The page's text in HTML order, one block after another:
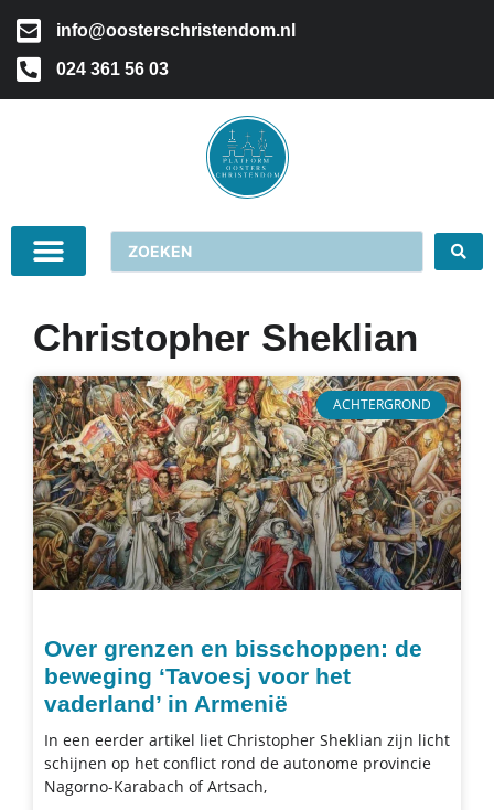
info@oosterschristendom.nl
024 361 56 03
Christopher Sheklian
ACHTERGROND
Over grenzen en bisschoppen: de
beweging ‘Tavoesj voor het
vaderland’ in Armenië
In een eerder artikel liet Christopher Sheklian zijn licht
schijnen op het conflict rond de autonome provincie
Nagorno-Karabach of Artsach,